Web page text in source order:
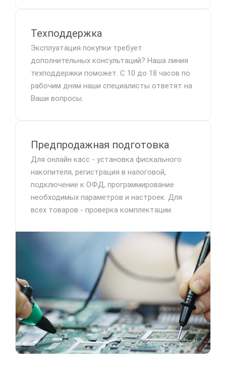
Техподдержка
Эксплуатация покупки требует
дополнительных консультаций? Наша линия
техподдержки поможет. С 10 до 18 часов по
рабочим дням наши специалисты ответят на
Ваши вопросы.
Предпродажная подготовка
Для онлайн касс - установка фискального
накопителя, регистрация в налоговой,
подключение к ОФД, программирование
необходимых параметров и настроек. Для
всех товаров - проверка комплектации.